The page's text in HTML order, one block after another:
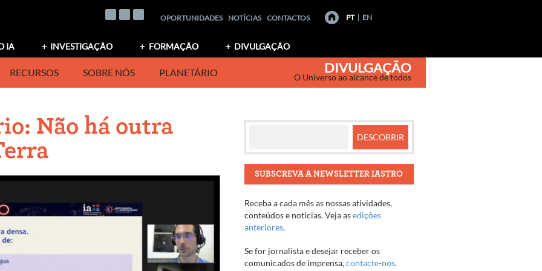
OPORTUNIDADES NOTÍCIAS CONTACTOS PT EN
IA INVESTIGAÇÃO FORMAÇÃO DIVULGAÇÃO
RECURSOS SOBRE NÓS PLANETÁRIO DIVULGAÇÃO
O Universo ao alcance de todos
Não há outra
SUBSCREVA A NEWSLETTER IASTRO
Receba a cada mês as nossas atividades,
conteúdos e notícias. Veja asedições
anteriores.
Se for jornalista e desejar receber os
comunicados de imprensa,contacte-nos.